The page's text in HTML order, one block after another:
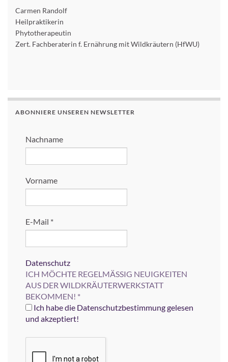
Carmen Randolf
Heilpraktikerin
Phytotherapeutin
Zert. Fachberaterin f. Ernährung mit Wildkräutern (HfWU)
ABONNIERE UNSEREN NEWSLETTER
Nachname
Vorname
E-Mail *
Datenschutz
ICH MÖCHTE REGELMÄSSIG NEUIGKEITEN
AUS DER WILDKRÄUTERWERKSTATT
BEKOMMEN! *
Ich habe die Datenschutzbestimmung gelesen
und akzeptiert!